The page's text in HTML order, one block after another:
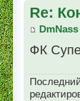
Re:
DmNass
ФК